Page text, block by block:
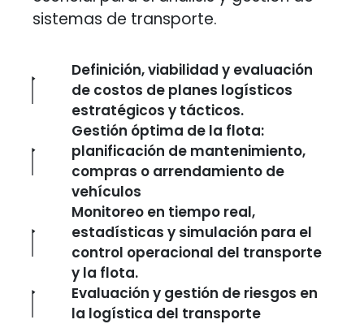
sistemas de transporte.
Definición, viabilidad y evaluación
de costos de planes logísticos
estratégicos y tácticos.
Gestión óptima de la flota:
planificación de mantenimiento,
compras o arrendamiento de
vehículos
Monitoreo en tiempo real,
estadísticas y simulación para el
control operacional del transporte
y la flota.
Evaluación y gestión de riesgos en
la logística del transporte